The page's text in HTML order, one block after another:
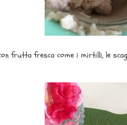
frutta fresca come i mirtilli, le